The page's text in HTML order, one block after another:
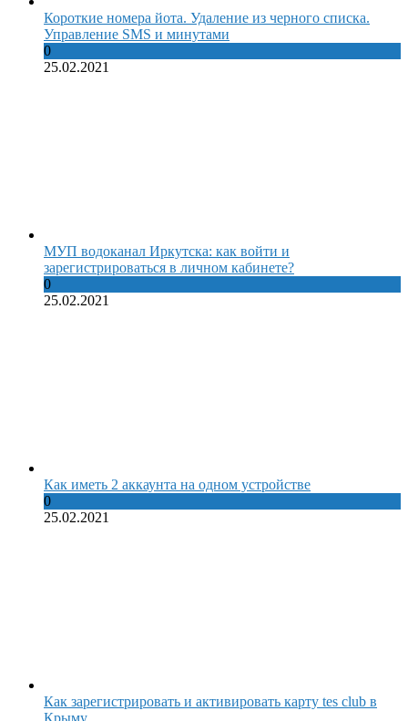
Короткие номера йота. Удаление из черного списка.
Управление SMS и минутами
0
25.02.2021
МУП водоканал Иркутска: как войти и
зарегистрироваться в личном кабинете?
0
25.02.2021
Как иметь 2 аккаунта на одном устройстве
0
25.02.2021
Как зарегистрировать и активировать карту tes club в
Крыму